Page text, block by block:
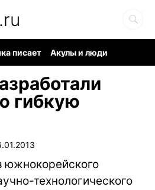
писает
Акулы и люди
гибкую
южнокорейского
технологического